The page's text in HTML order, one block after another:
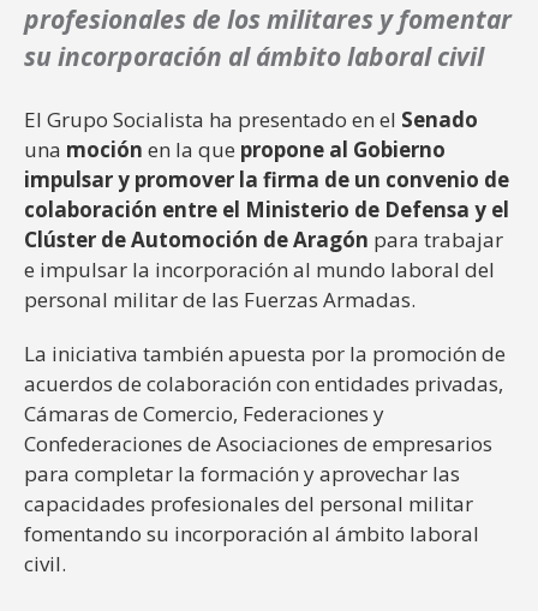
profesionales de los militares y fomentar
su incorporación al ámbito laboral civil
El Grupo Socialista ha presentado en el Senado
una moción en la que propone al Gobierno
impulsar y promover la firma de un convenio de
colaboración entre el Ministerio de Defensa y el
Clúster de Automoción de Aragón para trabajar
e impulsar la incorporación al mundo laboral del
personal militar de las Fuerzas Armadas.
La iniciativa también apuesta por la promoción de
acuerdos de colaboración con entidades privadas,
Cámaras de Comercio, Federaciones y
Confederaciones de Asociaciones de empresarios
para completar la formación y aprovechar las
capacidades profesionales del personal militar
fomentando su incorporación al ámbito laboral
civil.